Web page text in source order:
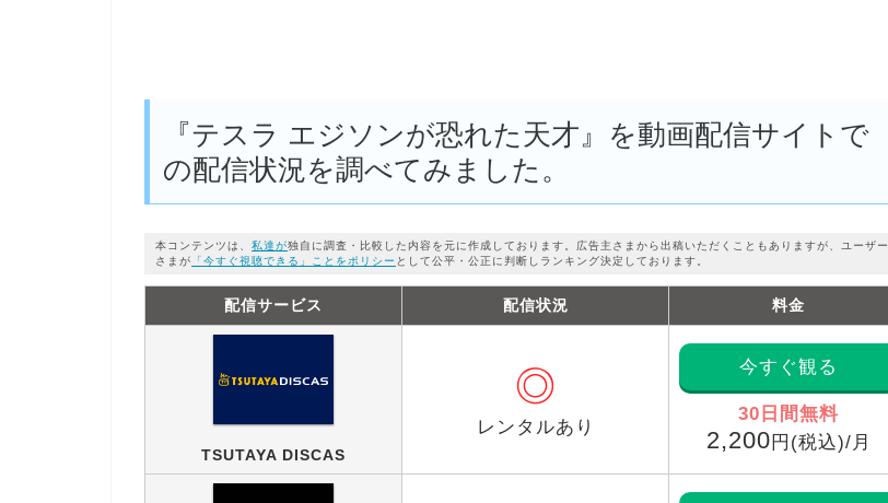
『テスラ エジソンが恐れた天才』を動画配信サイトで
の配信状況を調べてみました。
本コンテンツは、私達が独自に調査・比較した内容を元に作成しております。広告主さまから出稿いただくこともありますが、ユーザー
さまが 「今すぐ視聴できる」ことをポリシー として公平・公正に判断しランキング決定しております。
配信サービス 配信状況 料金
TSUTAYA DISCAS
◎
レンタルあり
今すぐ観る
30日間無料
2,200 円(税込)/月